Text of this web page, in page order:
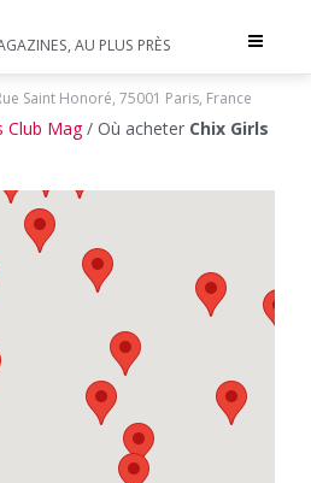
Toggle
AU PLUS PRÈS
Saint Honoré, 75001 Paris, France
Club Mag/ Où acheter Chix Girls